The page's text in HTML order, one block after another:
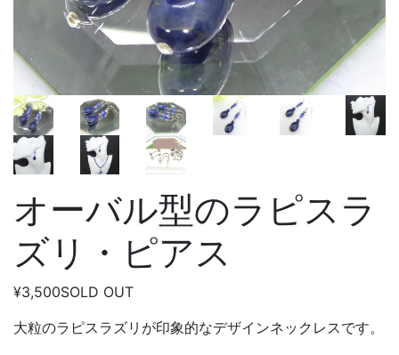
オーバル型のラピスラ
ズリ・ピアス
¥3,500SOLD OUT
大粒のラピスラズリが印象的なデザインネックレスです。